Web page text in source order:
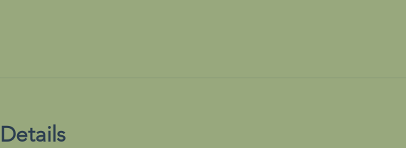
Details